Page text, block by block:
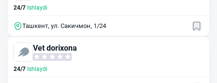
24/7 Ishlaydi
Ташкент, ул. Сакичмон, 1/24
Vet dorixona
24/7 Ishlaydi